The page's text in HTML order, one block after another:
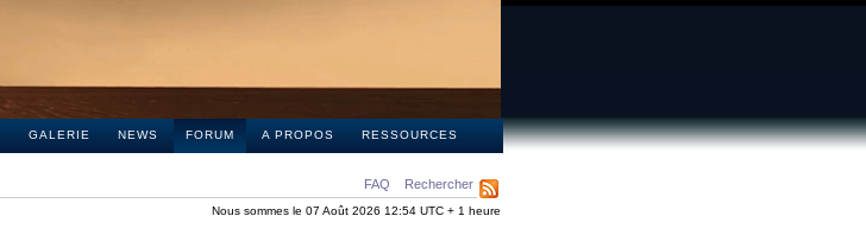
GALERIE NEWS FORUM A PROPOS RESSOURCES
FAQ Rechercher
Nous sommes le 07 Août 2026 12:54 UTC + 1 heure